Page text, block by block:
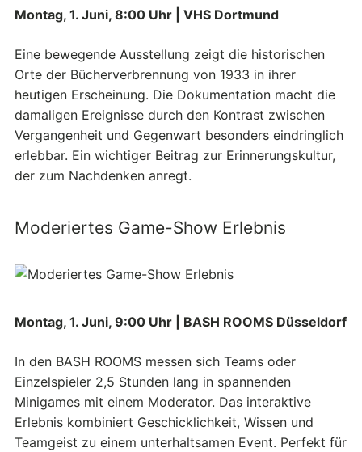
Montag, 1. Juni, 8:00 Uhr | VHS Dortmund
Eine bewegende Ausstellung zeigt die historischen
Orte der Bücherverbrennung von 1933 in ihrer
heutigen Erscheinung. Die Dokumentation macht die
damaligen Ereignisse durch den Kontrast zwischen
Vergangenheit und Gegenwart besonders eindringlich
erlebbar. Ein wichtiger Beitrag zur Erinnerungskultur,
der zum Nachdenken anregt.
Moderiertes Game-Show Erlebnis
Montag, 1. Juni, 9:00 Uhr | BASH ROOMS Düsseldorf
In den BASH ROOMS messen sich Teams oder
Einzelspieler 2,5 Stunden lang in spannenden
Minigames mit einem Moderator. Das interaktive
Erlebnis kombiniert Geschicklichkeit, Wissen und
Teamgeist zu einem unterhaltsamen Event. Perfekt für